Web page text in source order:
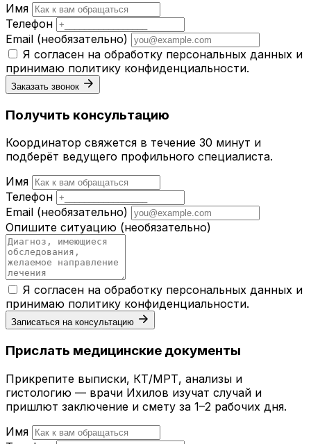
Имя
Телефон
Email (необязательно)
Я согласен на обработку персональных данных и
принимаю политику конфиденциальности.
Заказать звонок
Получить консультацию
Координатор свяжется в течение 30 минут и
подберёт ведущего профильного специалиста.
Имя
Телефон
Email (необязательно)
Опишите ситуацию (необязательно)
Я согласен на обработку персональных данных и
принимаю политику конфиденциальности.
Записаться на консультацию
Прислать медицинские документы
Прикрепите выписки, КТ/МРТ, анализы и
гистологию — врачи Ихилов изучат случай и
пришлют заключение и смету за 1–2 рабочих дня.
Имя